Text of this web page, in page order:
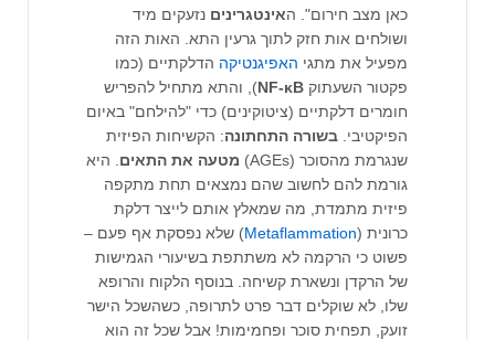
כאן מצב חירום". האינטגרינים נזעקים מיד
ושולחים אות חזק לתוך גרעין התא. האות הזה
מפעיל את מתגי האפיגנטיקה הדלקתיים (כמו
פקטור השעתוק NF-κB), והתא מתחיל להפריש
חומרים דלקתיים (ציטוקינים) כדי "להילחם" באיום
הפיקטיבי. בשורה התחתונה: הקשיחות הפיזית
שנגרמת מהסוכר (AGEs)
מטעה את התאים . היא
גורמת להם לחשוב שהם נמצאים תחת מתקפה
פיזית מתמדת, מה שמאלץ אותם לייצר דלקת
כרונית (Metaflammation) שלא נפסקת אף פעם –
פשוט כי הרקמה לא משתתפת בשיעורי הגמישות
של הרקדן ונשארת קשיחה. בנוסף הלקוח והרופא
שלו, לא שוקלים דבר פרט לתרופה, כשהשכל הישר
זועק, תפחית סוכר ופחמימות! אבל שכל זה הוא